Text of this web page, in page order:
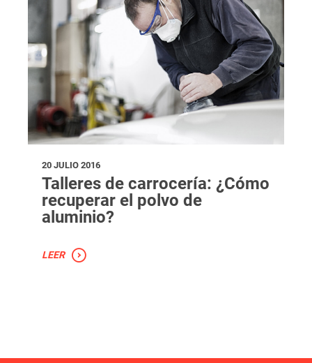
20 JULIO 2016
Talleres de carrocería: ¿Cómo
recuperar el polvo de
aluminio?
LEER